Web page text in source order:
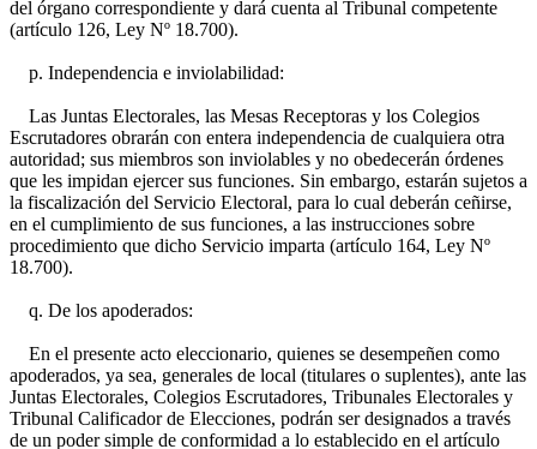
del órgano correspondiente y dará cuenta al Tribunal competente
(artículo 126, Ley Nº 18.700).
p. Independencia e inviolabilidad:
Las Juntas Electorales, las Mesas Receptoras y los Colegios
Escrutadores obrarán con entera independencia de cualquiera otra
autoridad; sus miembros son inviolables y no obedecerán órdenes
que les impidan ejercer sus funciones. Sin embargo, estarán sujetos a
la fiscalización del Servicio Electoral, para lo cual deberán ceñirse,
en el cumplimiento de sus funciones, a las instrucciones sobre
procedimiento que dicho Servicio imparta (artículo 164, Ley Nº
18.700).
q. De los apoderados:
En el presente acto eleccionario, quienes se desempeñen como
apoderados, ya sea, generales de local (titulares o suplentes), ante las
Juntas Electorales, Colegios Escrutadores, Tribunales Electorales y
Tribunal Calificador de Elecciones, podrán ser designados a través
de un poder simple de conformidad a lo establecido en el artículo